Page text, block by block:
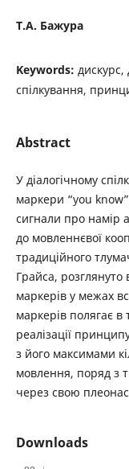
Т.А. Бажура
Keywords: дискурс,
спілкування,
Abstract
У діалогічному
маркери “you
сигнали про намір
до мовленнєвої
традиційного
Грайса,
маркерів у межах
маркерів полягає
реалізації
з його максимами
мовлення, поряд з
через свою
Downloads